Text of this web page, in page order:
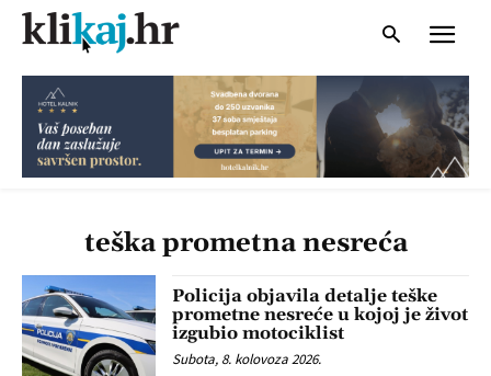
teška prometna nesreća
Policija objavila detalje teške
prometne nesreće u kojoj je život
izgubio motociklist
Subota, 8. kolovoza 2026.